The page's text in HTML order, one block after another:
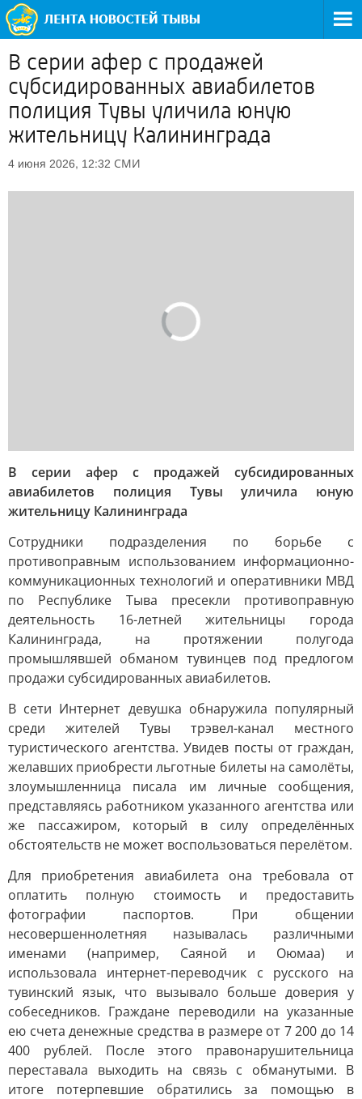
В серии афер с продажей
субсидированных авиабилетов
полиция Тувы уличила юную
жительницу Калининграда
4 июня 2026, 12:32 СМИ
В серии афер с продажей субсидированных
авиабилетов полиция Тувы уличила юную
жительницу Калининграда
Сотрудники подразделения по борьбе с
противоправным использованием информационно-
коммуникационных технологий и оперативники МВД
по Республике Тыва пресекли противоправную
деятельность 16-летней жительницы города
Калининграда, на протяжении полугода
промышлявшей обманом тувинцев под предлогом
продажи субсидированных авиабилетов.
В сети Интернет девушка обнаружила популярный
среди жителей Тувы трэвел-канал местного
туристического агентства. Увидев посты от граждан,
желавших приобрести льготные билеты на самолёты,
злоумышленница писала им личные сообщения,
представляясь работником указанного агентства или
же пассажиром, который в силу определённых
обстоятельств не может воспользоваться перелётом.
Для приобретения авиабилета она требовала от
оплатить полную стоимость и предоставить
фотографии паспортов. При общении
несовершеннолетняя называлась различными
именами (например, Саяной и Оюмаа) и
использовала интернет-переводчик с русского на
тувинский язык, что вызывало больше доверия у
собеседников. Граждане переводили на указанные
ею счета денежные средства в размере от 7 200 до 14
400 рублей. После этого правонарушительница
переставала выходить на связь с обманутыми. В
итоге потерпевшие обратились за помощью в